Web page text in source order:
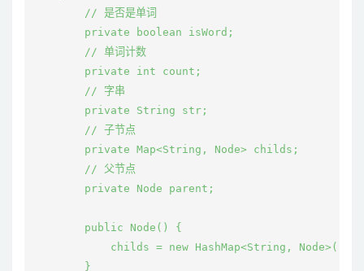
        // 是否是单词
        private boolean isWord;
        // 单词计数
        private int count;
        // 字串
        private String str;
        // 子节点
        private Map<String, Node> childs;
        // 父节点
        private Node parent;
        public Node() {
            childs = new HashMap<String, Node>();
        }